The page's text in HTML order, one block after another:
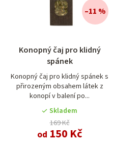
Konopný čaj pro klidný
spánek
Konopný čaj pro klidný spánek s
přirozeným obsahem látek z
konopí v balení po...
Skladem
169 Kč
od 150 Kč
–11 %